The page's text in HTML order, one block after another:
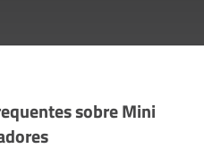
sobre Mini